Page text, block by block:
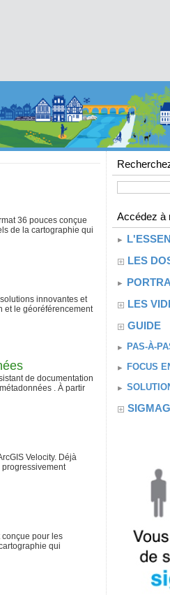
36 pouces conçue
de la cartographie qui
innovantes et
et le géoréférencement
de documentation
. À partir
Velocity. Déjà
pour les
qui
Accédez à
LES
LES
GUIDE
PAS-À-
FOCUS